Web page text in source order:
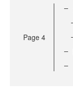
Page 4